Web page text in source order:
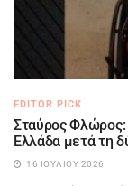
EDITOR PICK
Σταύρος Φλώρος:
Ελλάδα μετά τη
16 ΙΟΥΛΊΟΥ 2026